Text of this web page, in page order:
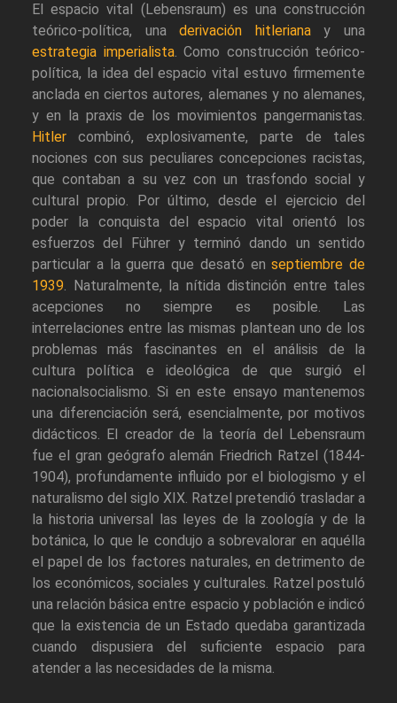
El espacio vital (Lebensraum) es una construcción
teórico-política, unaderivación hitlerianay una
estrategia imperialista. Como construcción teórico-
política, la idea del espacio vital estuvo firmemente
anclada en ciertos autores, alemanes y no alemanes,
y en la praxis de los movimientos pangermanistas.
Hitler combinó, explosivamente, parte de tales
nociones con sus peculiares concepciones racistas,
que contaban a su vez con un trasfondo social y
cultural propio. Por último, desde el ejercicio del
poder la conquista del espacio vital orientó los
esfuerzos del Führer y terminó dando un sentido
particular a la guerra que desató enseptiembre de
1939. Naturalmente, la nítida distinción entre tales
acepciones no siempre es posible. Las
interrelaciones entre las mismas plantean uno de los
problemas más fascinantes en el análisis de la
cultura política e ideológica de que surgió el
nacionalsocialismo. Si en este ensayo mantenemos
una diferenciación será, esencialmente, por motivos
didácticos. El creador de la teoría del Lebensraum
fue el gran geógrafo alemán Friedrich Ratzel (1844-
1904), profundamente influido por el biologismo y el
naturalismo del siglo XIX. Ratzel pretendió trasladar a
la historia universal las leyes de la zoología y de la
botánica, lo que le condujo a sobrevalorar en aquélla
el papel de los factores naturales, en detrimento de
los económicos, sociales y culturales. Ratzel postuló
una relación básica entre espacio y población e indicó
que la existencia de un Estado quedaba garantizada
cuando dispusiera del suficiente espacio para
atender a las necesidades de la misma.